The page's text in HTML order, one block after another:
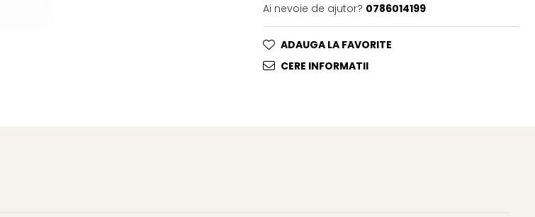
Ai nevoie de ajutor? 0786014199
ADAUGA LA FAVORITE
CERE INFORMATII